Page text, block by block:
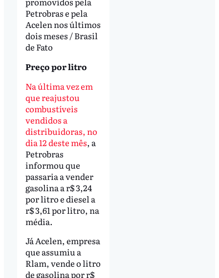
Petrobras e pela
Acelen nos últimos
dois meses / Brasil
de Fato
Preço por litro
Na última vez em
que reajustou
combustíveis
vendidos a
distribuidoras, no
dia 12 deste mês, a
Petrobras
informou que
passaria a vender
gasolina a r$ 3,24
por litro e diesel a
r$ 3,61 por litro, na
média.
Já Acelen, empresa
que assumiu a
Rlam, vende o litro
de gasolina por r$